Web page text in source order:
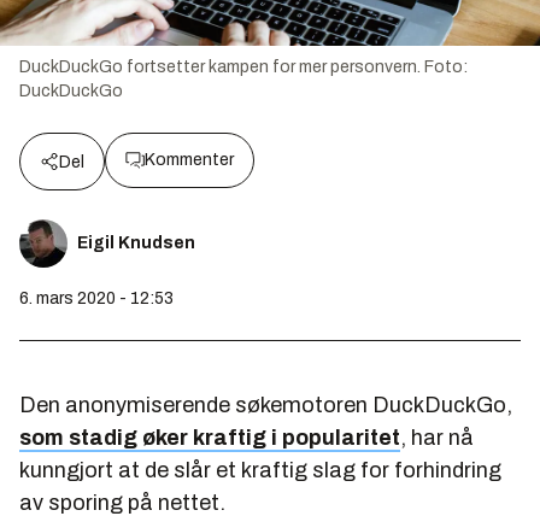
DuckDuckGo fortsetter kampen for mer personvern. Foto:
DuckDuckGo
Del Kommenter
Eigil Knudsen
6. mars 2020 - 12:53
Den anonymiserende søkemotoren DuckDuckGo,
som stadig øker kraftig i popularitet, har nå
kunngjort at de slår et kraftig slag for forhindring
av sporing på nettet.